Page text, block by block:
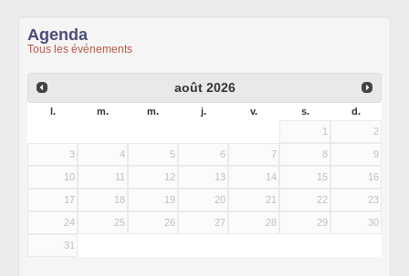
Agenda
Tous les événements
août 2026
l. m. m. j. v. s.
d.
1
2
3 4 5 6 7 8 9
10 11 12 13 14 15 16
17 18 19 20 21 22 23
24 25 26 27 28 29 30
31